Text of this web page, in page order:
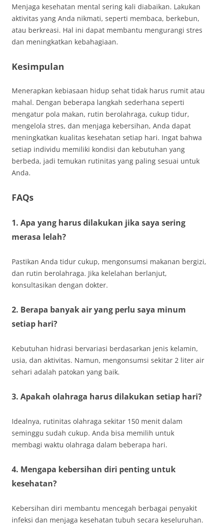
Menjaga kesehatan mental sering kali diabaikan. Lakukan
aktivitas yang Anda nikmati, seperti membaca, berkebun,
atau berkreasi. Hal ini dapat membantu mengurangi stres
dan meningkatkan kebahagiaan.
Kesimpulan
Menerapkan kebiasaan hidup sehat tidak harus rumit atau
mahal. Dengan beberapa langkah sederhana seperti
mengatur pola makan, rutin berolahraga, cukup tidur,
mengelola stres, dan menjaga kebersihan, Anda dapat
meningkatkan kualitas kesehatan setiap hari. Ingat bahwa
setiap individu memiliki kondisi dan kebutuhan yang
berbeda, jadi temukan rutinitas yang paling sesuai untuk
Anda.
FAQs
1. Apa yang harus dilakukan jika saya sering
merasa lelah?
Pastikan Anda tidur cukup, mengonsumsi makanan bergizi,
dan rutin berolahraga. Jika kelelahan berlanjut,
konsultasikan dengan dokter.
2. Berapa banyak air yang perlu saya minum
setiap hari?
Kebutuhan hidrasi bervariasi berdasarkan jenis kelamin,
usia, dan aktivitas. Namun, mengonsumsi sekitar 2 liter air
sehari adalah patokan yang baik.
3. Apakah olahraga harus dilakukan setiap hari?
Idealnya, rutinitas olahraga sekitar 150 menit dalam
seminggu sudah cukup. Anda bisa memilih untuk
membagi waktu olahraga dalam beberapa hari.
4. Mengapa kebersihan diri penting untuk
kesehatan?
Kebersihan diri membantu mencegah berbagai penyakit
infeksi dan menjaga kesehatan tubuh secara keseluruhan.